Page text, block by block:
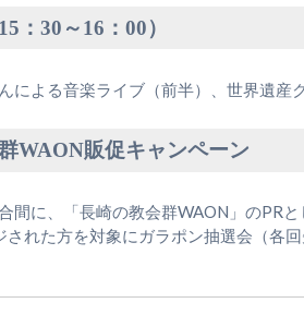
：30～16：00）
による音楽ライブ（前半）、世界遺産
WAON販促キャンペーン
間に、「長崎の教会群WAON」のPR
された方を対象にガラポン抽選会（各